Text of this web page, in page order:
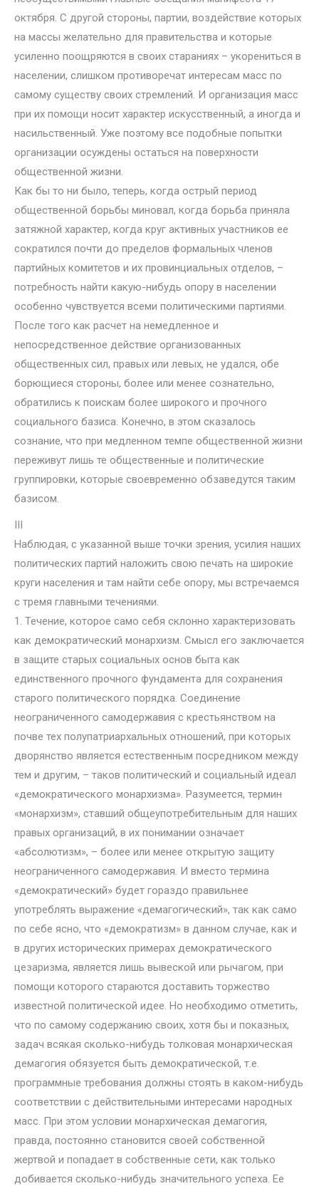
октября. С другой стороны, партии, воздействие которых
на массы желательно для правительства и которые
усиленно поощряются в своих стараниях – укорениться в
населении, слишком противоречат интересам масс по
самому существу своих стремлений. И организация масс
при их помощи носит характер искусственный, а иногда и
насильственный. Уже поэтому все подобные попытки
организации осуждены остаться на поверхности
общественной жизни.
Как бы то ни было, теперь, когда острый период
общественной борьбы миновал, когда борьба приняла
затяжной характер, когда круг активных участников ее
сократился почти до пределов формальных членов
партийных комитетов и их провинциальных отделов, –
потребность найти какую-нибудь опору в населении
особенно чувствуется всеми политическими партиями.
После того как расчет на немедленное и
непосредственное действие организованных
общественных сил, правых или левых, не удался, обе
борющиеся стороны, более или менее сознательно,
обратились к поискам более широкого и прочного
социального базиса. Конечно, в этом сказалось
сознание, что при медленном темпе общественной жизни
переживут лишь те общественные и политические
группировки, которые своевременно обзаведутся таким
базисом.
III
Наблюдая, с указанной выше точки зрения, усилия наших
политических партий наложить свою печать на широкие
круги населения и там найти себе опору, мы встречаемся
с тремя главными течениями.
1. Течение, которое само себя склонно характеризовать
как демократический монархизм. Смысл его заключается
в защите старых социальных основ быта как
единственного прочного фундамента для сохранения
старого политического порядка. Соединение
неограниченного самодержавия с крестьянством на
почве тех полупатриархальных отношений, при которых
дворянство является естественным посредником между
тем и другим, – таков политический и социальный идеал
«демократического монархизма». Разумеется, термин
«монархизм», ставший общеупотребительным для наших
правых организаций, в их понимании означает
«абсолютизм», – более или менее открытую защиту
неограниченного самодержавия. И вместо термина
«демократический» будет гораздо правильнее
употреблять выражение «демагогический», так как само
по себе ясно, что «демократизм» в данном случае, как и
в других исторических примерах демократического
цезаризма, является лишь вывеской или рычагом, при
помощи которого стараются доставить торжество
известной политической идее. Но необходимо отметить,
что по самому содержанию своих, хотя бы и показных,
задач всякая сколько-нибудь толковая монархическая
демагогия обязуется быть демократической, т.е.
программные требования должны стоять в каком-нибудь
соответствии с действительными интересами народных
масс. При этом условии монархическая демагогия,
правда, постоянно становится своей собственной
жертвой и попадает в собственные сети, как только
добивается сколько-нибудь значительного успеха. Ее